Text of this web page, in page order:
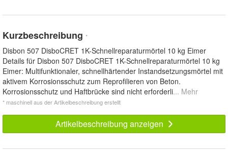
Kurzbeschreibung *
Disbon 507 DisboCRET 1K-Schnellreparaturmörtel 10 kg Eimer
Details für Disbon 507 DisboCRET 1K-Schnellreparaturmörtel 10 kg
Eimer: Multifunktionaler, schnellhärtender Instandsetzungsmörtel mit
aktivem Korrosionsschutz zum Reprofilieren von Beton.
Korrosionsschutz und Haftbrücke sind nicht erforderli... Mehr
* maschinell aus der Artikelbeschreibung erstellt
Artikelbeschreibung anzeigen